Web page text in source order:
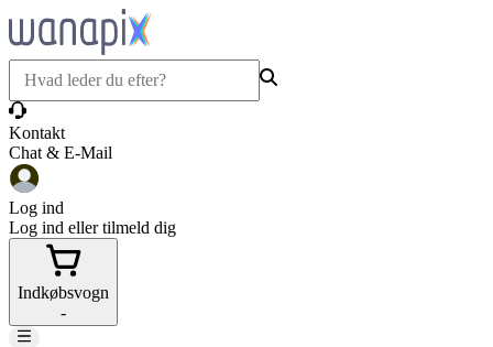
Kontakt
Chat & E-Mail
Log ind
Log ind eller tilmeld dig
Indkøbsvogn
-